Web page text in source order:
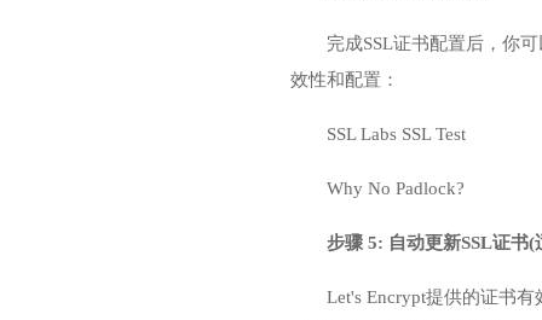
完成SSL证书配置后，你
效性和配置：
SSL Labs SSL Test
Why No Padlock?
步骤 5: 自动更新SSL证书
Let's Encrypt提供的证书